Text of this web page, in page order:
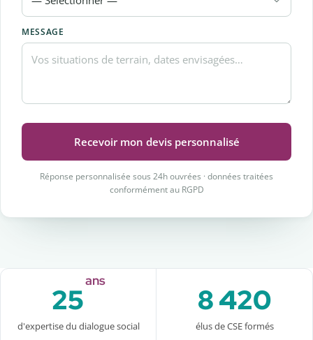
MESSAGE
Recevoir mon devis personnalisé
Réponse personnalisée sous 24h ouvrées · données traitées
conformément au RGPD
25
ans
d'expertise du dialogue social
8 420
élus de CSE formés